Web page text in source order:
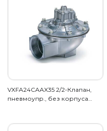
VXFA24CAAX35 2/2-Клапан,
пневмоупр., без корпуса…